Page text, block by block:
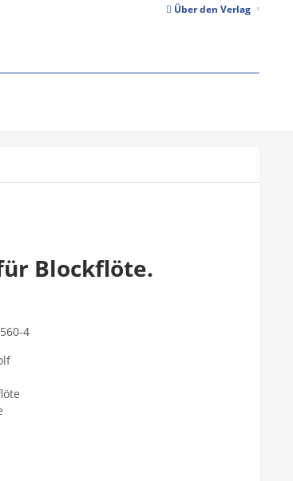
Über den Verlag
Blockflöte.
4